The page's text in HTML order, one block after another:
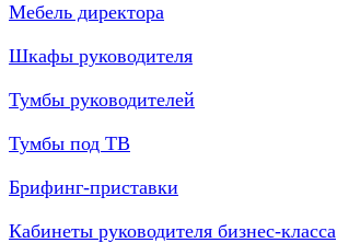
Мебель директора
Шкафы руководителя
Тумбы руководителей
Тумбы под ТВ
Брифинг-приставки
Кабинеты руководителя бизнес-класса